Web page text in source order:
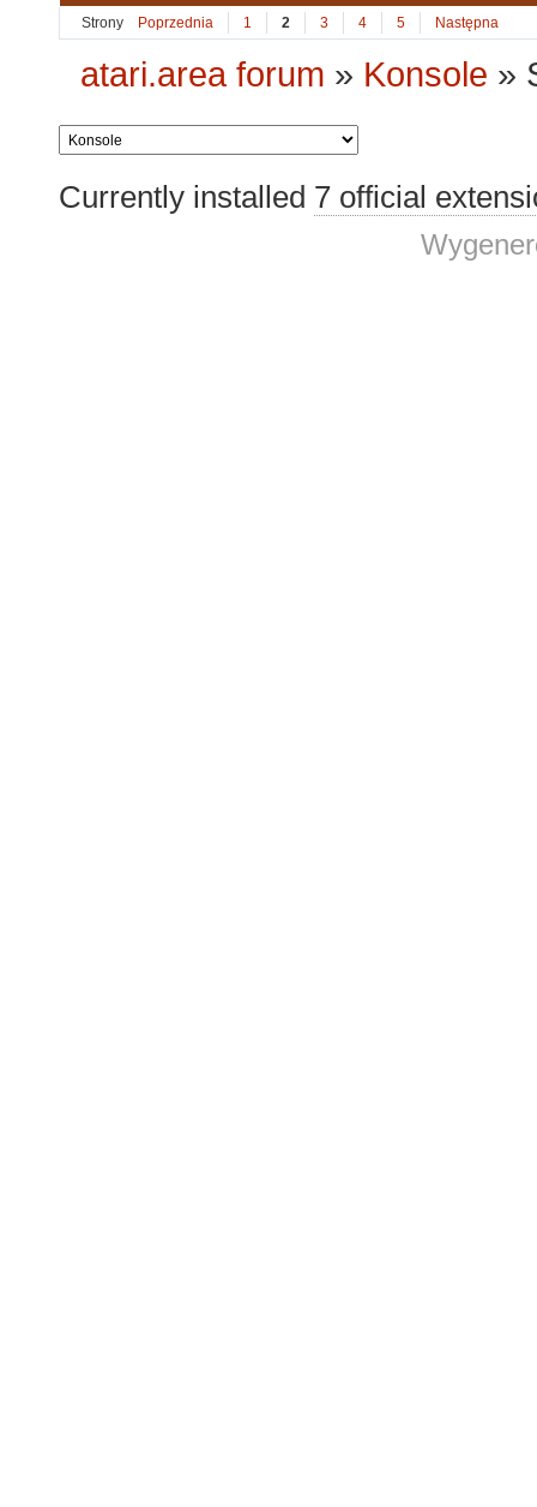
Strony Poprzednia 1 2 3 4 5 Następna
atari.area forum » Konsole »
Currently installed 7 official